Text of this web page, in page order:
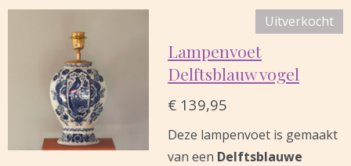
Uitverkocht
Lampenvoet
Delftsblauw vogel
€ 139,95
Deze lampenvoet is gemaakt
van een Delftsblauwe